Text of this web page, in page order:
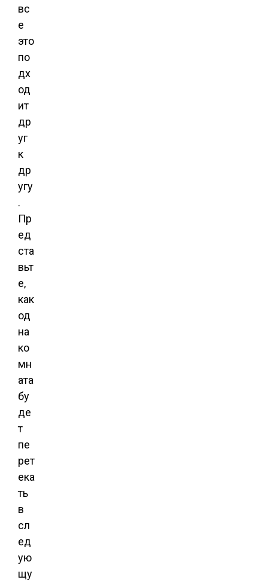
вс
е
это
по
дх
од
ит
др
уг
к
др
угу
.
Пр
ед
ста
вьт
е,
как
од
на
ко
мн
ата
бу
де
т
пе
рет
ека
ть
в
сл
ед
ую
щу